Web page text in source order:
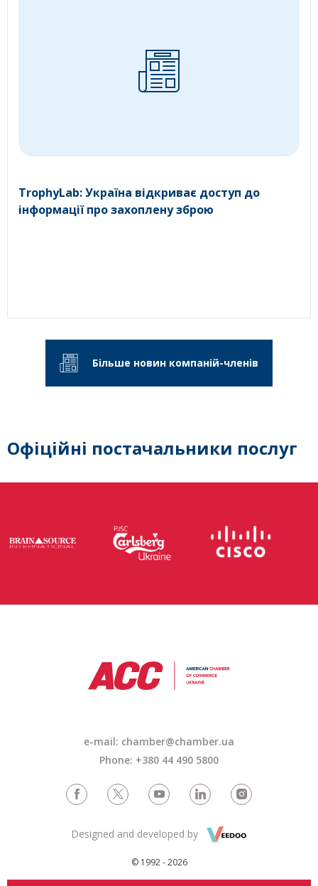
TrophyLab: Україна відкриває доступ до
інформації про захоплену зброю
Більше новин компаній-членів
Офіційні постачальники послуг
e-mail: chamber@chamber.ua
Phone: +380 44 490 5800
© 1992 - 2026
Designed and developed by